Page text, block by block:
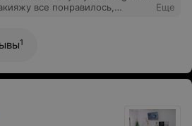
все понравилось,
сильной фиксации и ярко
вытянутая челка (все
были с мастером, молодая
волос). Результат: огромный
кот.при этом стала
услуги была
Еще
1